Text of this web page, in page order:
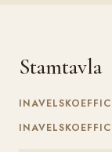
Stamtavla